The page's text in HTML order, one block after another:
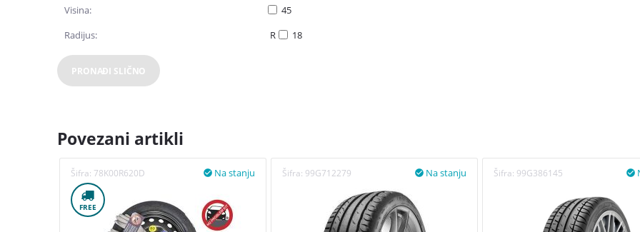
Visina:
45
Radijus:
R 18
PRONAĐI SLIČNO
Povezani artikli
Šifra: 78K00R620D Na stanju

FREE
Šifra: 99G712279 Na stanju
 Šifra: 99G386145 